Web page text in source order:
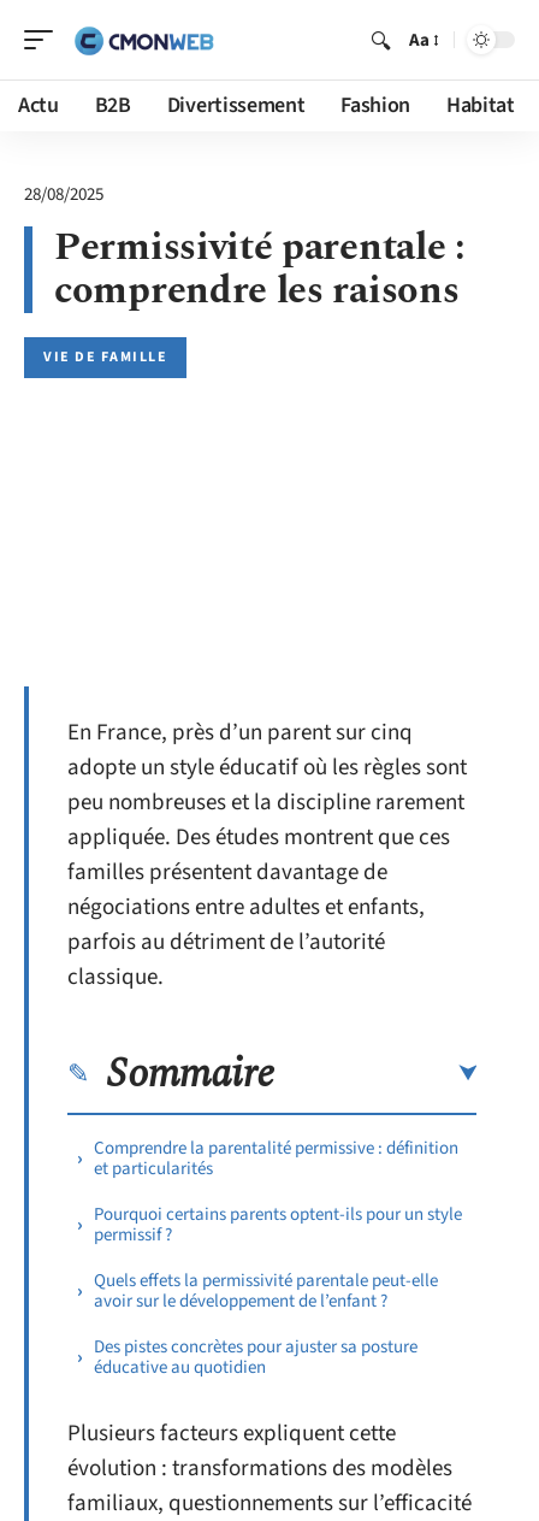
Aa
Actu B2B Divertissement Fashion Habitat
28/08/2025
Permissivité parentale :
comprendre les raisons
VIE DE FAMILLE
En France, près d’un parent sur cinq
adopte un style éducatif où les règles sont
peu nombreuses et la discipline rarement
appliquée. Des études montrent que ces
familles présentent davantage de
négociations entre adultes et enfants,
parfois au détriment de l’autorité
classique.
Sommaire
Comprendre la parentalité permissive : définition
et particularités
Pourquoi certains parents optent-ils pour un style
permissif ?
Quels effets la permissivité parentale peut-elle
avoir sur le développement de l’enfant ?
Des pistes concrètes pour ajuster sa posture
éducative au quotidien
Plusieurs facteurs expliquent cette
évolution : transformations des modèles
familiaux, questionnements sur l’efficacité